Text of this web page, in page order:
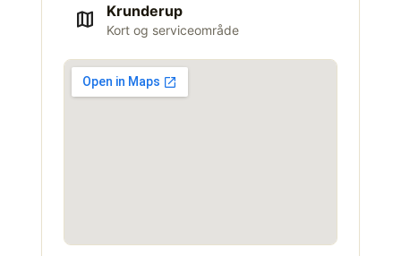
map Krunderup
Kort og serviceområde